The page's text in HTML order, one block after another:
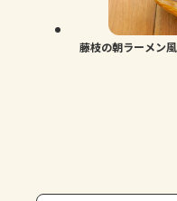
藤枝の朝ラーメン風